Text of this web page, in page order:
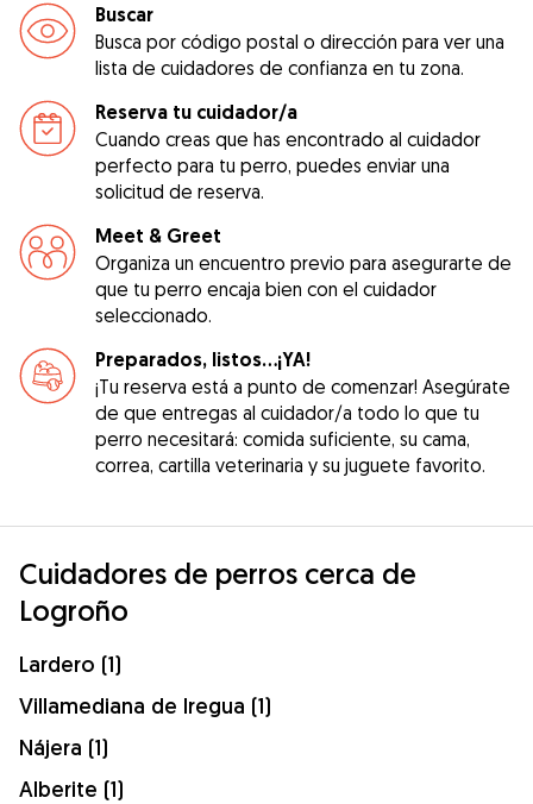
Buscar
Busca por código postal o dirección para ver una
lista de cuidadores de confianza en tu zona.
Reserva tu cuidador/a
Cuando creas que has encontrado al cuidador
perfecto para tu perro, puedes enviar una
solicitud de reserva.
Meet & Greet
Organiza un encuentro previo para asegurarte de
que tu perro encaja bien con el cuidador
seleccionado.
Preparados, listos...¡YA!
¡Tu reserva está a punto de comenzar! Asegúrate
de que entregas al cuidador/a todo lo que tu
perro necesitará: comida suficiente, su cama,
correa, cartilla veterinaria y su juguete favorito.
Cuidadores de perros cerca de
Logroño
Lardero (1)
Villamediana de Iregua (1)
Nájera (1)
Alberite (1)